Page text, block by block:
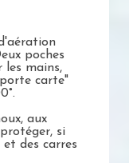
poches
les mains,
carte"
aux
si
des carres